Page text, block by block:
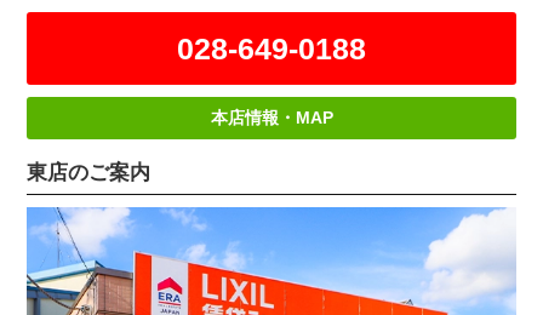
028-649-0188
本店情報・MAP
東店のご案内